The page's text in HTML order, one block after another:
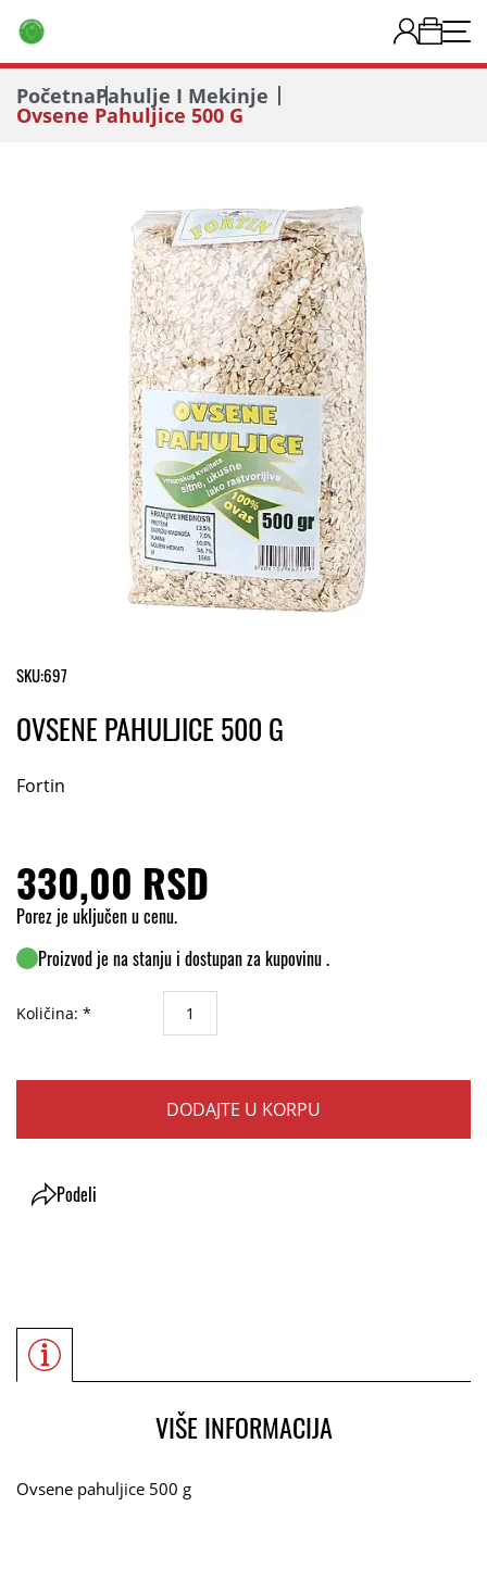
PočetnaPahulje I Mekinje
Ovsene Pahuljice 500 G
SKU:697
OVSENE PAHULJICE 500 G
Fortin
330,00 RSD
Porez je uključen u cenu.
Proizvod je na stanju i dostupan za kupovinu .
Količina: *
DODAJTE U KORPU
Podeli
VIŠE INFORMACIJA
Ovsene pahuljice 500 g